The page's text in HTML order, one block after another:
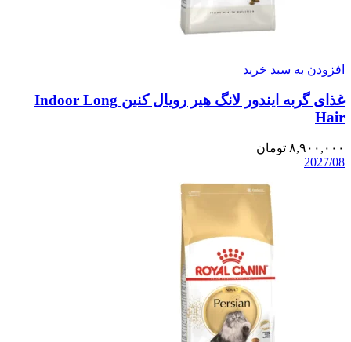
افزودن به سبد خرید
غذای گربه ایندور لانگ هیر رویال کنین Indoor Long
Hair
۸,۹۰۰,۰۰۰ تومان
2027/08